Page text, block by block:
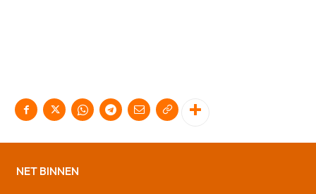
NET BINNEN